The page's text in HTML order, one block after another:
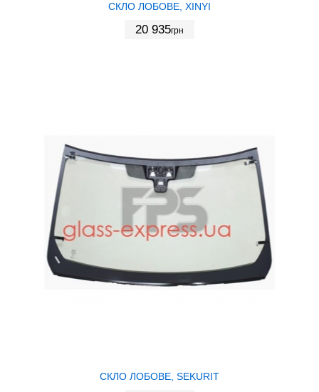
СКЛО ЛОБОВЕ, XINYI
20 935грн
СКЛО ЛОБОВЕ, SEKURIT